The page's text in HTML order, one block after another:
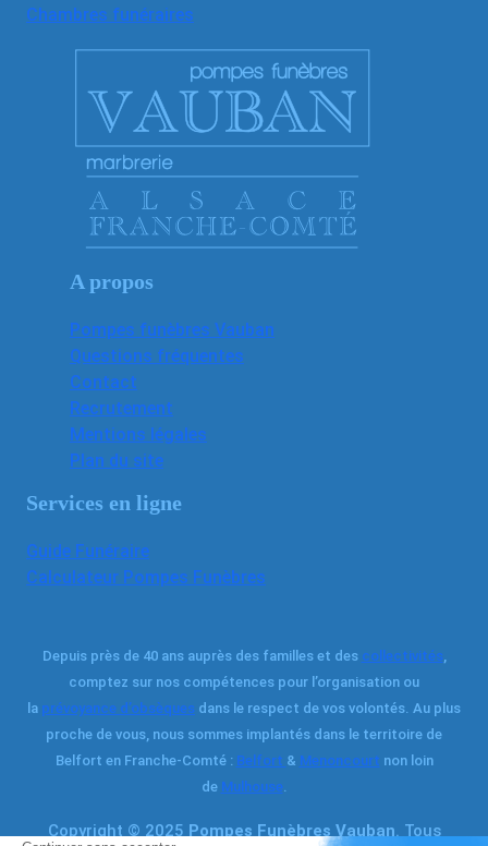
Chambres funéraires
A propos
Pompes funèbres Vauban
Questions fréquentes
Contact
Recrutement
Mentions légales
Plan du site
Services en ligne
Guide Funéraire
Calculateur Pompes Funèbres
Depuis près de 40 ans auprès des familles et des collectivités,
comptez sur nos compétences pour l’organisation ou
la prévoyance d’obsèques dans le respect de vos volontés. Au plus
proche de vous, nous sommes implantés dans le territoire de
Belfort en Franche-Comté : Belfort & Menoncourt non loin
de Mulhouse.
Copyright © 2025 Pompes Funèbres Vauban. Tous